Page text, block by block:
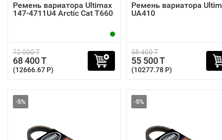
Ремень вариатора Ultimax
147-4711U4 Arctic Cat T660
72 000 T
68 400 T
(12666.67 P)
Ремень вариатора
UA410
58 400 T
55 500 T
(10277.78 P)
-5% -5%